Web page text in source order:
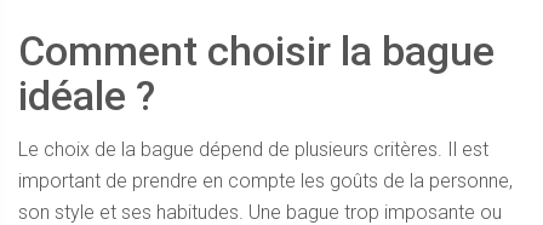
Comment choisir la bague
idéale ?
Le choix de la bague dépend de plusieurs critères. Il est
important de prendre en compte les goûts de la personne,
son style et ses habitudes. Une bague trop imposante ou